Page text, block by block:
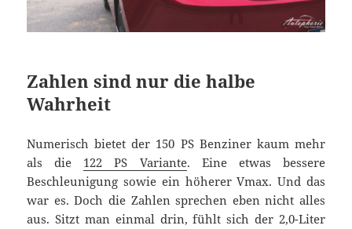
Zahlen sind nur die halbe
Wahrheit
Numerisch bietet der 150 PS Benziner kaum mehr
als die 122 PS Variante. Eine etwas bessere
Beschleunigung sowie ein höherer Vmax. Und das
war es. Doch die Zahlen sprechen eben nicht alles
aus. Sitzt man einmal drin, fühlt sich der 2,0-Liter